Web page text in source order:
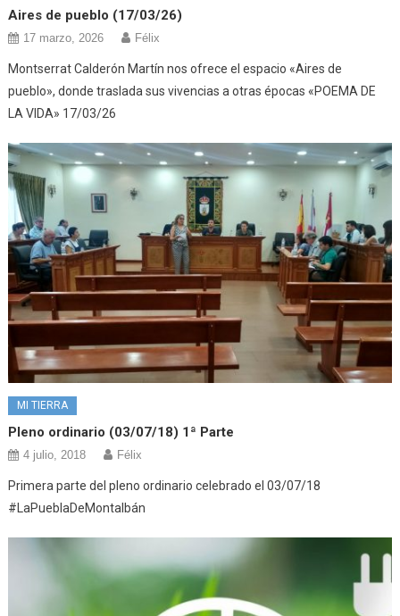
Aires de pueblo (17/03/26)
17 marzo, 2026 Félix
Montserrat Calderón Martín nos ofrece el espacio «Aires de
pueblo», donde traslada sus vivencias a otras épocas «POEMA DE
LA VIDA» 17/03/26
MI TIERRA
Pleno ordinario (03/07/18) 1ª Parte
4 julio, 2018 Félix
Primera parte del pleno ordinario celebrado el 03/07/18
#LaPueblaDeMontalbán